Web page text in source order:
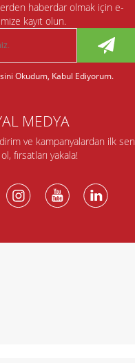
haberdar olmak için e-
kayıt olun.
Okudum, Kabul Ediyorum.
MEDYA
ve kampanyalardan ilk sen
fırsatları yakala!